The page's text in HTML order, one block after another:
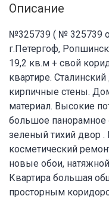
Описание
№325739 ( № 325739
г.Петергоф,
19,2 кв.м + свой
квартире.
кирпичные стены.
материал. Высокие
большое панорамное
зеленый тихий двор
косметический
новые обои,
Квартира большая
просторным